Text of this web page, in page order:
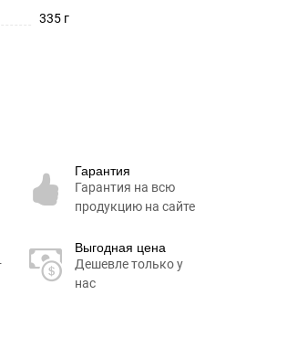
335 г
Гарантия
Гарантия на всю
продукцию на сайте
Выгодная цена
Дешевле только у
нас